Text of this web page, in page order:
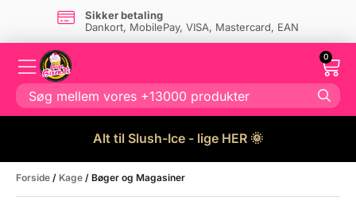
Dansk firma
- og eget lager i Danmark
0
Alt til Slush-Ice - lige HER 🌞
Forside / Kage / Bøger og Magasiner